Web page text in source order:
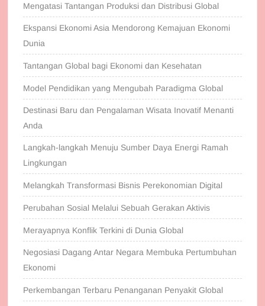
Mengatasi Tantangan Produksi dan Distribusi Global
Ekspansi Ekonomi Asia Mendorong Kemajuan Ekonomi
Dunia
Tantangan Global bagi Ekonomi dan Kesehatan
Model Pendidikan yang Mengubah Paradigma Global
Destinasi Baru dan Pengalaman Wisata Inovatif Menanti
Anda
Langkah-langkah Menuju Sumber Daya Energi Ramah
Lingkungan
Melangkah Transformasi Bisnis Perekonomian Digital
Perubahan Sosial Melalui Sebuah Gerakan Aktivis
Merayapnya Konflik Terkini di Dunia Global
Negosiasi Dagang Antar Negara Membuka Pertumbuhan
Ekonomi
Perkembangan Terbaru Penanganan Penyakit Global